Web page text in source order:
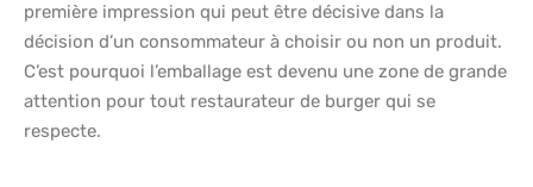
première impression qui peut être décisive dans la
décision d’un consommateur à choisir ou non un produit.
C’est pourquoi l’emballage est devenu une zone de grande
attention pour tout restaurateur de burger qui se
respecte.